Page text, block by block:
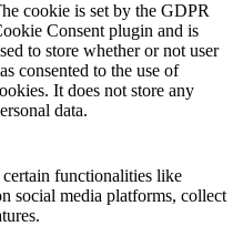
cookie is set by the GDPR
Consent plugin and is
to store whether or not user
consented to the use of
It does not store any
data.
functionalities like
social media platforms, collect